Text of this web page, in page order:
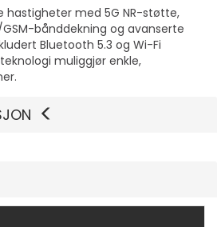
hastigheter med 5G NR-støtte,
bånddekning og avanserte
Bluetooth 5.3 og Wi-Fi
muliggjør enkle,